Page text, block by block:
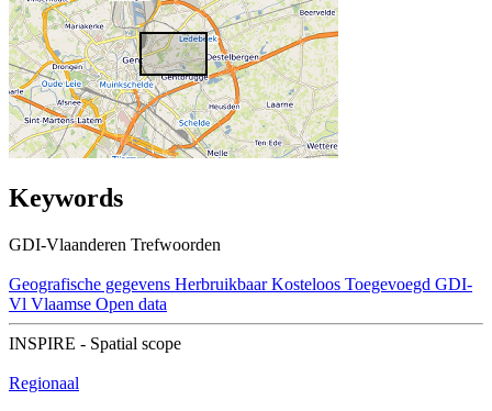
Keywords
GDI-Vlaanderen Trefwoorden
Geografische gegevens Herbruikbaar Kosteloos Toegevoegd GDI-
Vl Vlaamse Open data
INSPIRE - Spatial scope
Regionaal